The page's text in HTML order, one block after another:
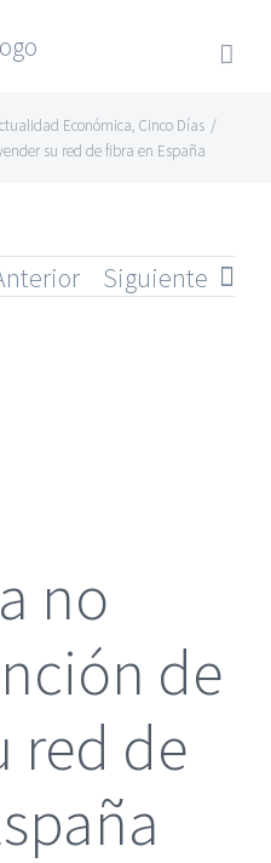
Económica, Cinco Días /
su red de fibra en España
Siguiente
no
de
red de